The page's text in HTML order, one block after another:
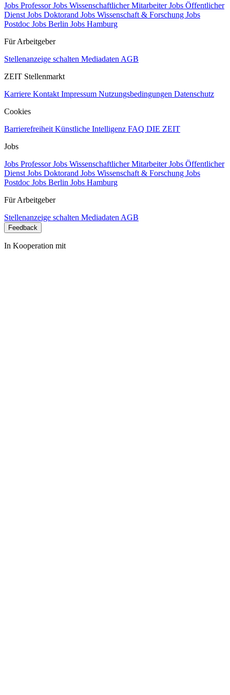
Jobs ProfessorJobs Wissenschaftlicher MitarbeiterJobs Öffentlicher
Dienst Jobs Doktorand Jobs Wissenschaft & Forschung Jobs
Postdoc Jobs Berlin Jobs Hamburg
Für Arbeitgeber
Stellenanzeige schalten Mediadaten AGB
ZEIT Stellenmarkt
Karriere Kontakt Impressum Nutzungsbedingungen Datenschutz
Cookies
Barrierefreiheit Künstliche Intelligenz FAQ DIE ZEIT
Jobs
Jobs ProfessorJobs Wissenschaftlicher MitarbeiterJobs Öffentlicher
Dienst Jobs Doktorand Jobs Wissenschaft & Forschung Jobs
Postdoc Jobs Berlin Jobs Hamburg
Für Arbeitgeber
Stellenanzeige schalten Mediadaten AGB
Feedback
In Kooperation mit